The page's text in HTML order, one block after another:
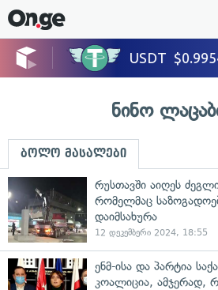
ნინო
ბოლო მასალები
რუსთავში აიღეს
რომელმაც
დაიმსახურა
12 დეკემბერი 2024, 18:55
ენმ-ისა და პარტია
კოალიცია, ამჯერად,